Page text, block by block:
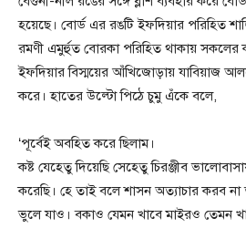
হয়েছে। বোর্ড এর রঙটি ইফদিয়ার পরিহিত
রমণী এমুর্হুত বোরকা পরিহিত থাকায় সকলের
ইফদিয়ার বিস্ময়ের আঁখিজোড়ায় যাবিয়াজ
করে। হাতের উল্টো পিঠে চুমু এঁকে বলে,
‘পূর্বেই অবহিত করে ছিলাম।
কষ্ট যেহেতু দিয়েছি সেহেতু চিরঞ্জীব
করেছি। হে তাই বলে শাসন অত্যাচার করব না
ভুলে যাও। বকাও যেমন খাবে মাইরও তেমন